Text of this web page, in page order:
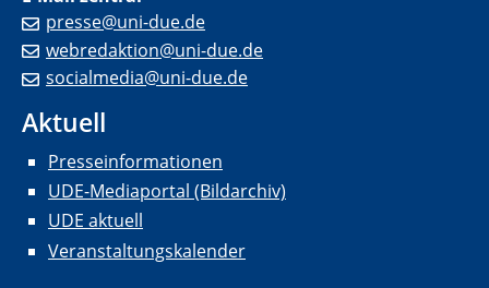
presse@uni-due.de
webredaktion@uni-due.de
socialmedia@uni-due.de
Aktuell
Presseinformationen
UDE-Mediaportal (Bildarchiv)
UDE aktuell
Veranstaltungskalender